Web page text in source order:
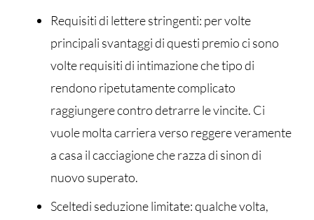
Requisiti di lettere stringenti: per volte
principali svantaggi di questi premio ci sono
volte requisiti di intimazione che tipo di
rendono ripetutamente complicato
raggiungere contro detrarre le vincite. Ci
vuole molta carriera verso reggere veramente
a casa il cacciagione che razza di sinon di
nuovo superato.
Sceltedi seduzione limitate: qualche volta,